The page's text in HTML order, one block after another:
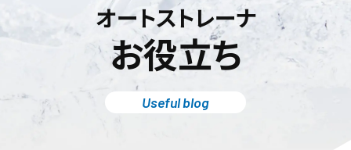
オートストレーナ
お役立ち
Useful blog